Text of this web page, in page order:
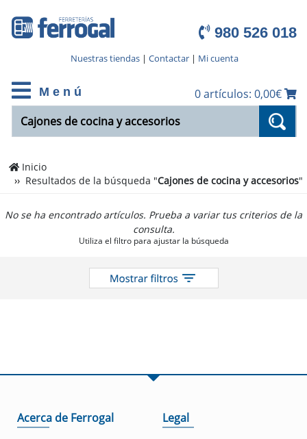
980 526 018
Nuestras tiendas| Contactar| Mi cuenta
M e n ú 0 artículos: 0,00€
Inicio
Resultados de la búsqueda "Cajones de cocina y accesorios"
No se ha encontrado artículos. Prueba a variar tus criterios de la
consulta.
Utiliza el filtro para ajustar la búsqueda
Acerca de Ferrogal Legal